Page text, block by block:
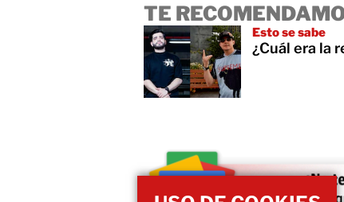
TE
Esto se sabe
¿Cuál era la